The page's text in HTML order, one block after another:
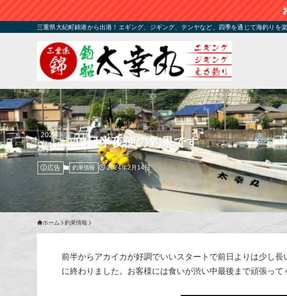
三重県大紀町錦港から出港！エギング、ジギング、テンヤなど、四季を通じて海釣りを楽
13日半夜便の釣果です
2024
2/14
広告 釣果情報 2024年2月14日
ホーム 釣果情報
前半からアカイカが好調でいいスタートで前日よりは少し
に終わりました。お客様には食いが渋い中最後まで頑張って